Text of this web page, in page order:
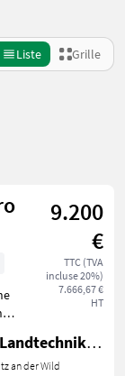
Liste Grille
9.200
€
TTC (TVA
incluse 20%)
7.666,67 €
HT
Widhalm Landtechnik GmbH
an der Wild